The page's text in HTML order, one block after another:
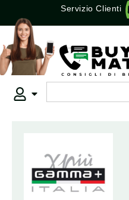
Servizio Clienti